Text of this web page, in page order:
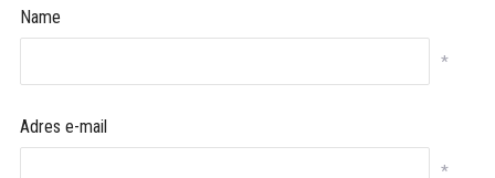
Name
*
Adres e-mail
*